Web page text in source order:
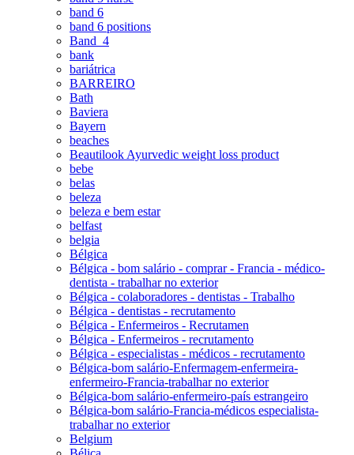
band 6
band 6 positions
Band_4
bank
bariátrica
BARREIRO
Bath
Baviera
Bayern
beaches
Beautilook Ayurvedic weight loss product
bebe
belas
beleza
beleza e bem estar
belfast
belgia
Bélgica
Bélgica - bom salário - comprar - Francia - médico-
dentista - trabalhar no exterior
Bélgica - colaboradores - dentistas - Trabalho
Bélgica - dentistas - recrutamento
Bélgica - Enfermeiros - Recrutamen
Bélgica - Enfermeiros - recrutamento
Bélgica - especialistas - médicos - recrutamento
Bélgica-bom salário-Enfermagem-enfermeira-
enfermeiro-Francia-trabalhar no exterior
Bélgica-bom salário-enfermeiro-país estrangeiro
Bélgica-bom salário-Francia-médicos especialista-
trabalhar no exterior
Belgium